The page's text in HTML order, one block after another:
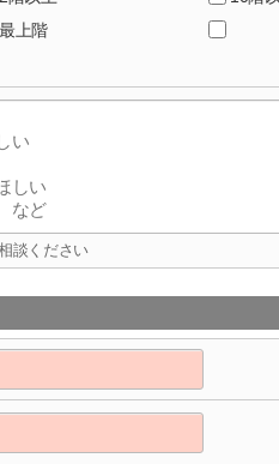
最上階
談ください